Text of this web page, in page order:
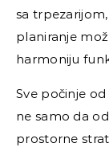
sa
planiranje
harmoniju
Sve počinje
ne samo da
prostorne